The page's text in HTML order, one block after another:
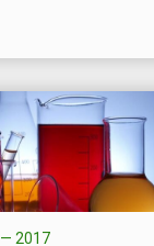
—2017